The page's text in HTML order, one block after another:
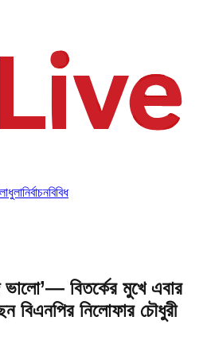
নির্বাচনবিবিধ
ভালো’— বিতর্কের মুখে এবার
বিএনপির নিলোফার চৌধুরী